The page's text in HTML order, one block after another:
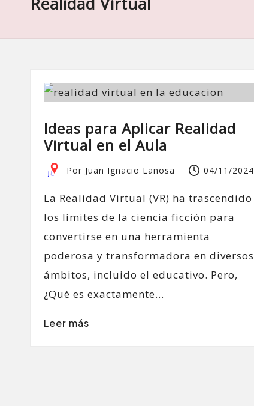
Ideas para Aplicar Realidad
Virtual en el Aula
Publicado
Por Juan Ignacio Lanosa 04/11/2024
La Realidad Virtual (VR) ha trascendido
los límites de la ciencia ficción para
convertirse en una herramienta
poderosa y transformadora en diversos
ámbitos, incluido el educativo. Pero,
¿Qué es exactamente…
Leer más